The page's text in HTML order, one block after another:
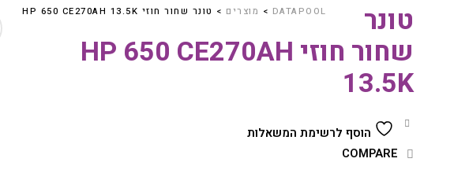
DATAPOOL
> מוצרים > טונר שחור חוזי HP 650 CE270AH 13.5K
טונר
שחור חוזי HP 650 CE270AH
13.5K
הוסף לרשימת המשאלות
COMPARE